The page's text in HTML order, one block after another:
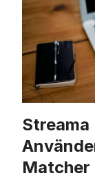
Streama
Matcher